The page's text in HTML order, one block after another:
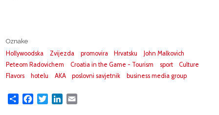
Oznake
Hollywoodska
Zvijezda promovira Hrvatsku
John Malkovich
Peteom Radovichem
Croatia in the Game - Tourism sport
Culture
Flavors
hotelu AKA poslovni savjetnik business media group
Share FacebookTwitterLinkedIn